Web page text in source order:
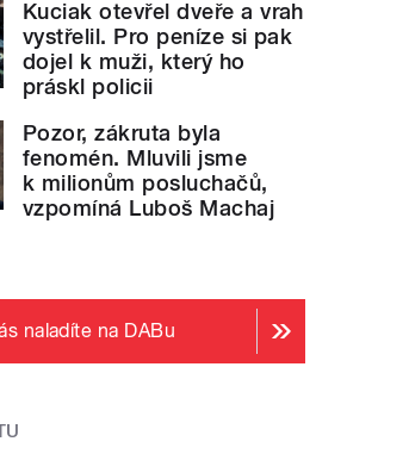
Kuciak otevřel dveře a vrah
vystřelil. Pro peníze si pak
dojel k muži, který ho
práskl policii
Pozor, zákruta byla
fenomén. Mluvili jsme
k milionům posluchačů,
vzpomíná Luboš Machaj
naladíte na DABu